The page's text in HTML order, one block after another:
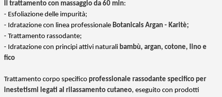
Il trattamento con massaggio da 60 min:
- Esfoliazione delle impurità;
- Idratazione con linea professionale Botanicals Argan - Karitè;
- Trattamento rassodante;
- Idratazione con principi attivi naturali bambù, argan, cotone, lino e
fico
Trattamento corpo specifico professionale rassodante specifico per
inestetismi legati al rilassamento cutaneo, eseguito con prodotti